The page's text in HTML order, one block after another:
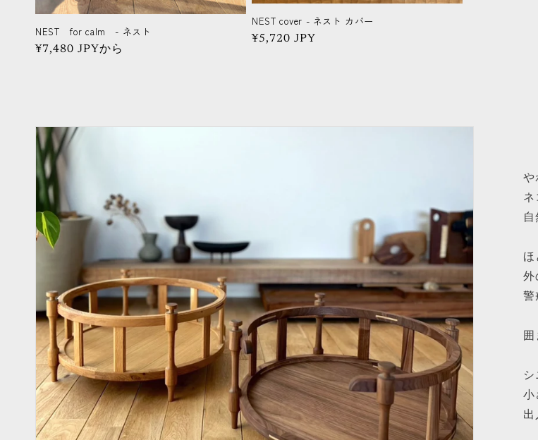
NEST for calm - ネスト
通
¥7,480 JPYから
NEST cover - ネスト カバー
通
¥5,720 JPY
や
ネ
ほ
外
警
シ
小
出